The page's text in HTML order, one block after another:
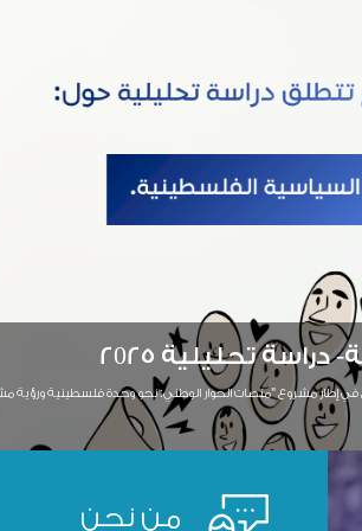
وحدة فلسطينية ورؤية مشتركة" كواحد من ثلاثة
من نحن